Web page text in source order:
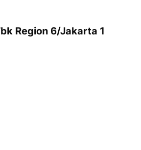
Region 6/Jakarta 1